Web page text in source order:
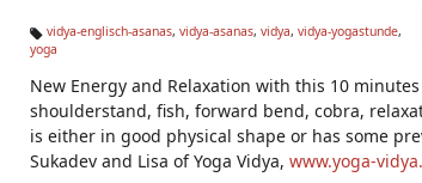
Ta
s:
vidya-englisch-asanas, vidya-asanas, vidya, vidya-yogastunde,
yoga
New Energy and Relaxation with this 10
shoulderstand, fish, forward bend, cobra,
is either in good physical shape or has some
Sukadev and Lisa of Yoga Vidya, www.yoga-